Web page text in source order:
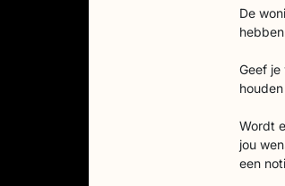
De
Geef
Wordt
jou
een